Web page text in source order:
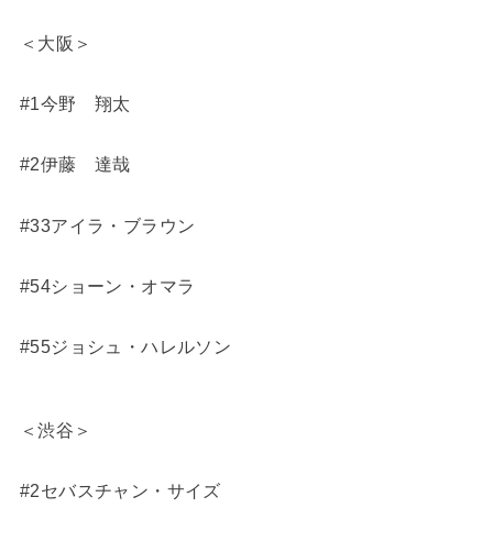
＜大阪＞
#1今野 翔太
#2伊藤 達哉
#33アイラ・ブラウン
#54ショーン・オマラ
#55ジョシュ・ハレルソン
＜渋谷＞
#2セバスチャン・サイズ